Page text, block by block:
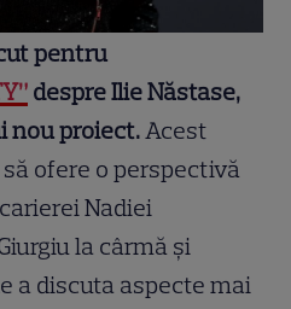
pentru
despre Ilie Năstase,
nou proiect.Acest
ofere o perspectivă
Nadiei
la cârmă și
a discuta aspecte mai